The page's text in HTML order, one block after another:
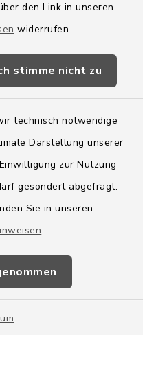
den Link in unseren
widerrufen.
stimme nicht zu
technisch notwendige
Darstellung unserer
zur Nutzung
gesondert abgefragt.
Sie in unseren
.